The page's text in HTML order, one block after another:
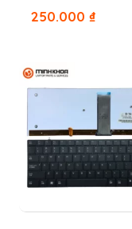
D257 D260 D270
250.000 ₫